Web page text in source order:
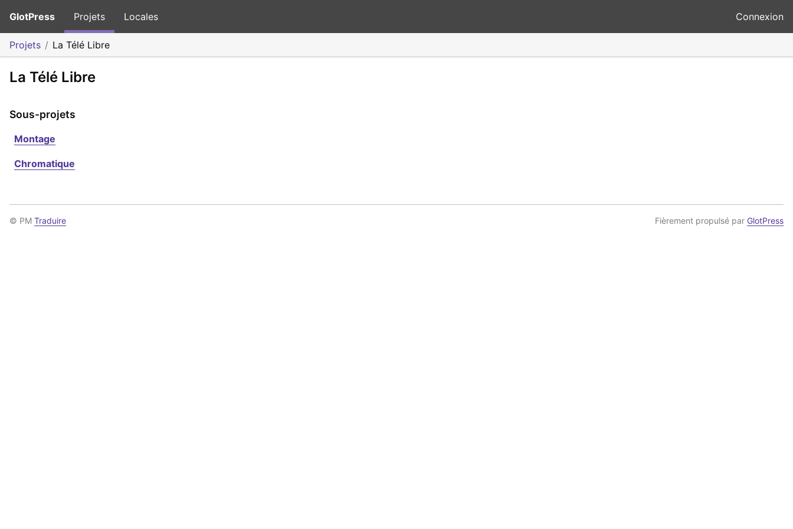
GlotPress Projets Locales Connexion
Projets La Télé Libre
La Télé Libre
Sous-projets
Montage
Chromatique
© PM Traduire Fièrement propulsé par GlotPress